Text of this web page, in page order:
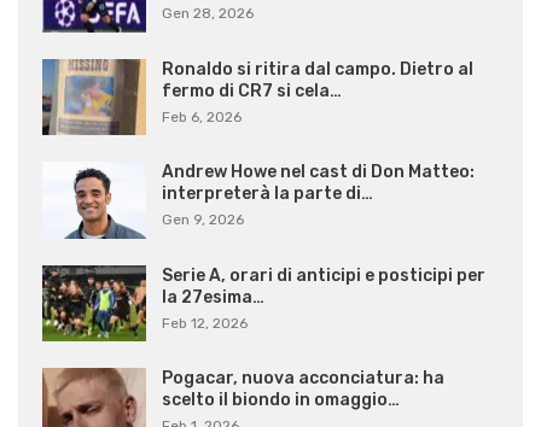
Gen 28, 2026
Ronaldo si ritira dal campo. Dietro al
fermo di CR7 si cela…
Feb 6, 2026
Andrew Howe nel cast di Don Matteo:
interpreterà la parte di…
Gen 9, 2026
Serie A, orari di anticipi e posticipi per
la 27esima…
Feb 12, 2026
Pogacar, nuova acconciatura: ha
scelto il biondo in omaggio…